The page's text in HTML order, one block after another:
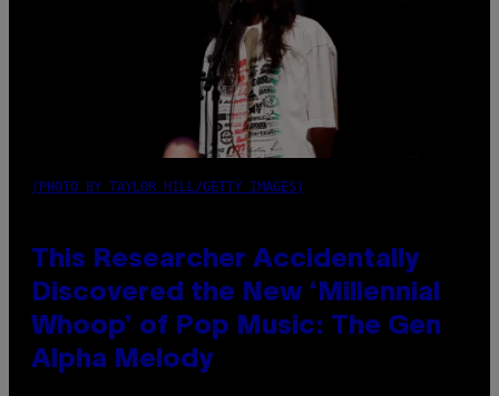
(PHOTO BY TAYLOR HILL/GETTY IMAGES)
This Researcher Accidentally
Discovered the New ‘Millennial
Whoop’ of Pop Music: The Gen
Alpha Melody